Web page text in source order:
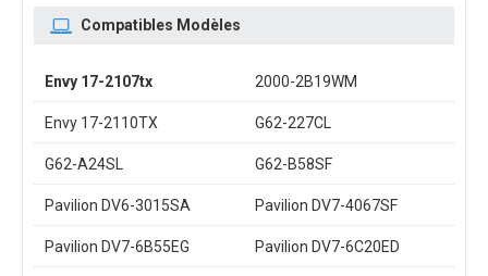
Compatibles Modèles
Envy 17-2107tx 2000-2B19WM
Envy 17-2110TX G62-227CL
G62-A24SL G62-B58SF
Pavilion DV6-3015SA Pavilion DV7-4067SF
Pavilion DV7-6B55EG Pavilion DV7-6C20ED